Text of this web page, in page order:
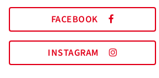
FACEBOOK
INSTAGRAM